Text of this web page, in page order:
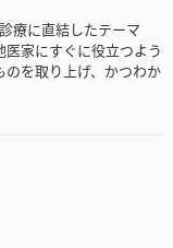
療に直結したテーマ
家にすぐに役立つよう
を取り上げ、かつわか